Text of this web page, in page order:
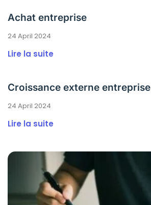
Achat entreprise
24 April 2024
Lire la suite
Croissance externe entreprise
24 April 2024
Lire la suite